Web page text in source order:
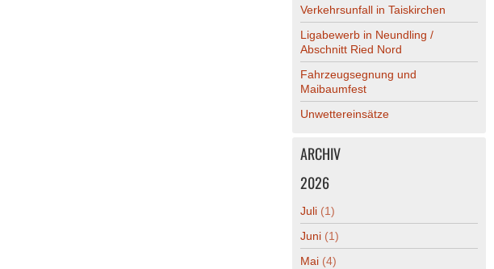
Verkehrsunfall in Taiskirchen
Ligabewerb in Neundling /
Abschnitt Ried Nord
Fahrzeugsegnung und
Maibaumfest
Unwettereinsätze
ARCHIV
2026
Juli (1)
Juni (1)
Mai (4)